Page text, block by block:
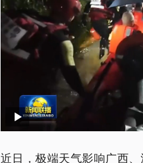
近日，极端天气影响广西